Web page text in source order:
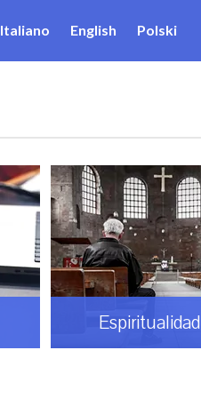
Italiano English Polski
Espiritualidad